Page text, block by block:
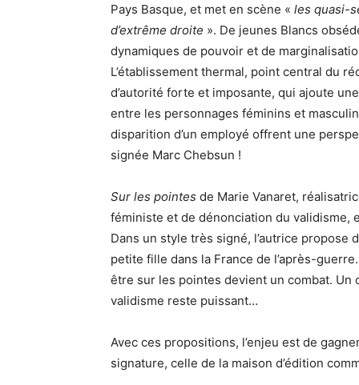
Pays Basque, et met en scène « les quasi-
d’extrême droite ». De jeunes Blancs
dynamiques de pouvoir et de
L’établissement thermal, point central du
d’autorité forte et imposante, qui ajoute
entre les personnages féminins et
disparition d’un employé offrent une
signée Marc Chebsun !
Sur les pointes de Marie Vanaret,
féministe et de dénonciation du validisme,
Dans un style très signé, l’autrice propose
petite fille dans la France de l’après-
être sur les pointes devient un combat. Un
validisme reste puissant…
Avec ces propositions, l’enjeu est de
signature, celle de la maison d’édition